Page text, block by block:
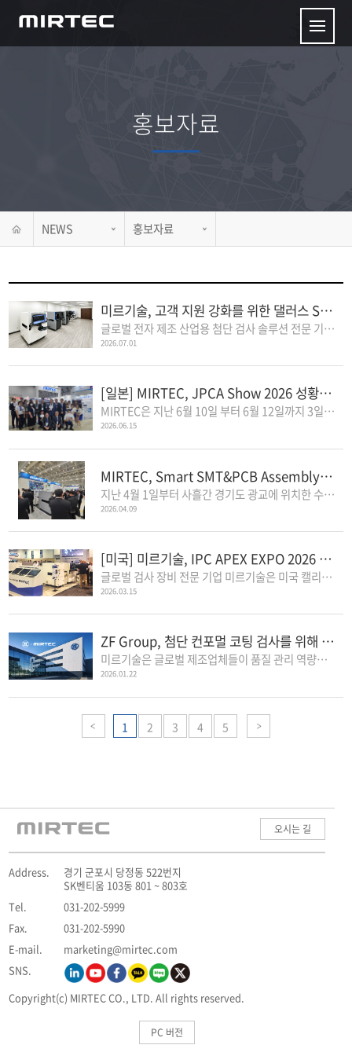
홍보자료
NEWS 홍보자료
미르기술, 고객 지원 강화를 위한 댈러스 Sales and Demo Center 개소
글로벌 전자 제조 산업용 첨단 검사 솔루션 전문 기업 미르기술은 북미 제..
2026.07.01
[일본] MIRTEC, JPCA Show 2026 성황리에 마무리
MIRTEC은 지난 6월 10일 부터 6월 12일까지 3일간 일본 도쿄 빅사이트에서 열린 ..
2026.06.15
MIRTEC, Smart SMT&PCB Assembly 2026 성황리에 마무리
지난 4월 1일부터 사흘간 경기도 광교에 위치한 수원 컨벤션 센터에서 국내 ..
2026.04.09
[미국] 미르기술, IPC APEX EXPO 2026 성황리에 마무리
글로벌 검사 장비 전문 기업 미르기술은 미국 캘리포니아 애너하임 컨벤션 ..
2026.03.15
ZF Group, 첨단 컨포멀 코팅 검사를 위해 미르기술과 협력
미르기술은 글로벌 제조업체들이 품질 관리 역량을 강화하고 생산 경쟁력..
2026.01.22
1 2 3 4 5
오시는 길
Address.
경기 군포시 당정동 522번지
SK벤티움 103동 801 ~ 803호
Tel.
031-202-5999
Fax.
031-202-5990
E-mail.
marketing@mirtec.com
SNS.
Copyright(c) MIRTEC CO., LTD. All rights reserved.
PC 버전